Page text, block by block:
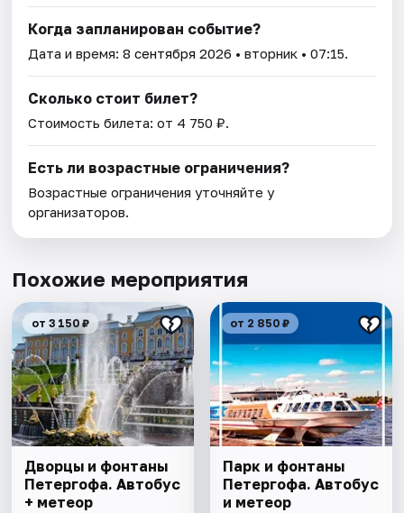
Когда запланирован событие?
Дата и время:8 сентября 2026 • вторник • 07:15.
Сколько стоит билет?
Стоимость билета: от 4 750 ₽.
Есть ли возрастные ограничения?
Возрастные ограничения уточняйте у
организаторов.
Похожие мероприятия
от 3 150 ₽
Дворцы и фонтаны
Петергофа. Автобус
+ метеор
от 2 850 ₽
Парк и фонтаны
Петергофа. Автобус
и метеор